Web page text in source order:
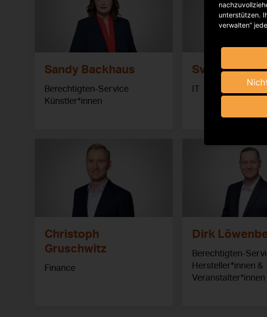
Sandy Backhaus
Berechtigten-Service
Künstler*innen
Sven Baselau
IT
Christoph
Gruschwitz
Finance
Dirk
Berechtigten-
Hersteller*innen &
Veranstalter*innen
unterstützen.
verwalten”